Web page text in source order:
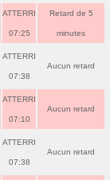
ATTERRI
07:25
Retard de 5
minutes
ATTERRI
07:38
Aucun retard
ATTERRI
07:10
Aucun retard
ATTERRI
07:38
Aucun retard